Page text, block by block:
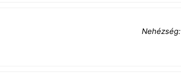
Nehézség: